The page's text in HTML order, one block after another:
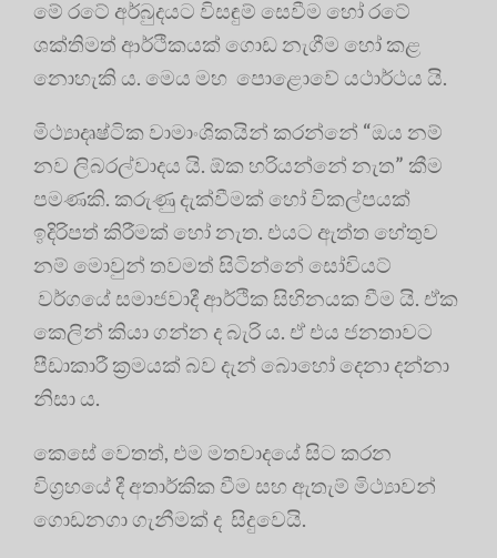
මේ රටේ අර්බුදයට විසඳුම් සෙවීම හෝ රටේ
ශක්තිමත් ආර්ථිකයක් ගොඩ නැගීම හෝ කළ
නොහැකි ය. මෙය මහ පොළොවේ යථාර්ථය යි.
මිථ්‍යාදෘෂ්ටික වාමාංශිකයින් කරන්නේ “ඔය නම්
නව ලිබරල්වාදය යි. ඕක හරියන්නේ නැත” කීම
පමණකි. කරුණු දැක්වීමක් හෝ විකල්පයක්
ඉදිරිපත් කිරීමක් හෝ නැත. එයට ඇත්ත හේතුව
නම් මොවුන් තවමත් සිටින්නේ සෝවියට්
වර්ගයේ සමාජවාදී ආර්ථික සිහිනයක වීම යි. ඒක
කෙලින් කියා ගන්න ද බැරි ය. ඒ එය ජනතාවට
පීඩාකාරී ක්‍රමයක් බව දැන් බොහෝ දෙනා දන්නා
නිසා ය.
කෙසේ වෙතත්, එම මතවාදයේ සිට කරන
විග්‍රහයේ දී අතාර්කික වීම සහ ඇතැම් මිථ්‍යාවන්
ගොඩනගා ගැනීමක් ද සිදුවෙයි.